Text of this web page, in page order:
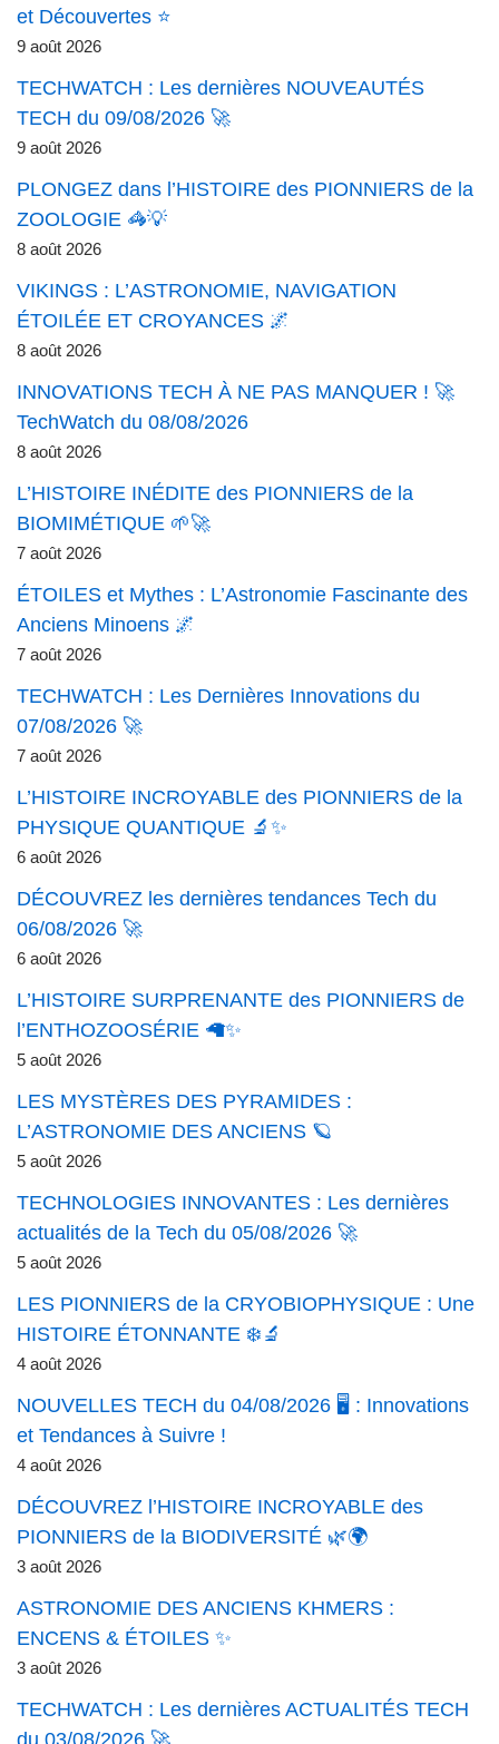
et Découvertes ⭐
9 août 2026
TECHWATCH : Les dernières NOUVEAUTÉS
TECH du 09/08/2026 🚀
9 août 2026
PLONGEZ dans l’HISTOIRE des PIONNIERS de la
ZOOLOGIE 🦓💡
8 août 2026
VIKINGS : L’ASTRONOMIE, NAVIGATION
ÉTOILÉE ET CROYANCES 🌌
8 août 2026
INNOVATIONS TECH À NE PAS MANQUER ! 🚀
TechWatch du 08/08/2026
8 août 2026
L’HISTOIRE INÉDITE des PIONNIERS de la
BIOMIMÉTIQUE 🌱🚀
7 août 2026
ÉTOILES et Mythes : L’Astronomie Fascinante des
Anciens Minoens 🌌
7 août 2026
TECHWATCH : Les Dernières Innovations du
07/08/2026 🚀
7 août 2026
L’HISTOIRE INCROYABLE des PIONNIERS de la
PHYSIQUE QUANTIQUE 🔬✨
6 août 2026
DÉCOUVREZ les dernières tendances Tech du
06/08/2026 🚀
6 août 2026
L’HISTOIRE SURPRENANTE des PIONNIERS de
l’ENTHOZOOSÉRIE 🦙✨
5 août 2026
LES MYSTÈRES DES PYRAMIDES :
L’ASTRONOMIE DES ANCIENS 🪐
5 août 2026
TECHNOLOGIES INNOVANTES : Les dernières
actualités de la Tech du 05/08/2026 🚀
5 août 2026
LES PIONNIERS de la CRYOBIOPHYSIQUE : Une
HISTOIRE ÉTONNANTE ❄️🔬
4 août 2026
NOUVELLES TECH du 04/08/2026 🖥️ : Innovations
et Tendances à Suivre !
4 août 2026
DÉCOUVREZ l’HISTOIRE INCROYABLE des
PIONNIERS de la BIODIVERSITÉ 🌿🌍
3 août 2026
ASTRONOMIE DES ANCIENS KHMERS :
ENCENS & ÉTOILES ✨
3 août 2026
TECHWATCH : Les dernières ACTUALITÉS TECH